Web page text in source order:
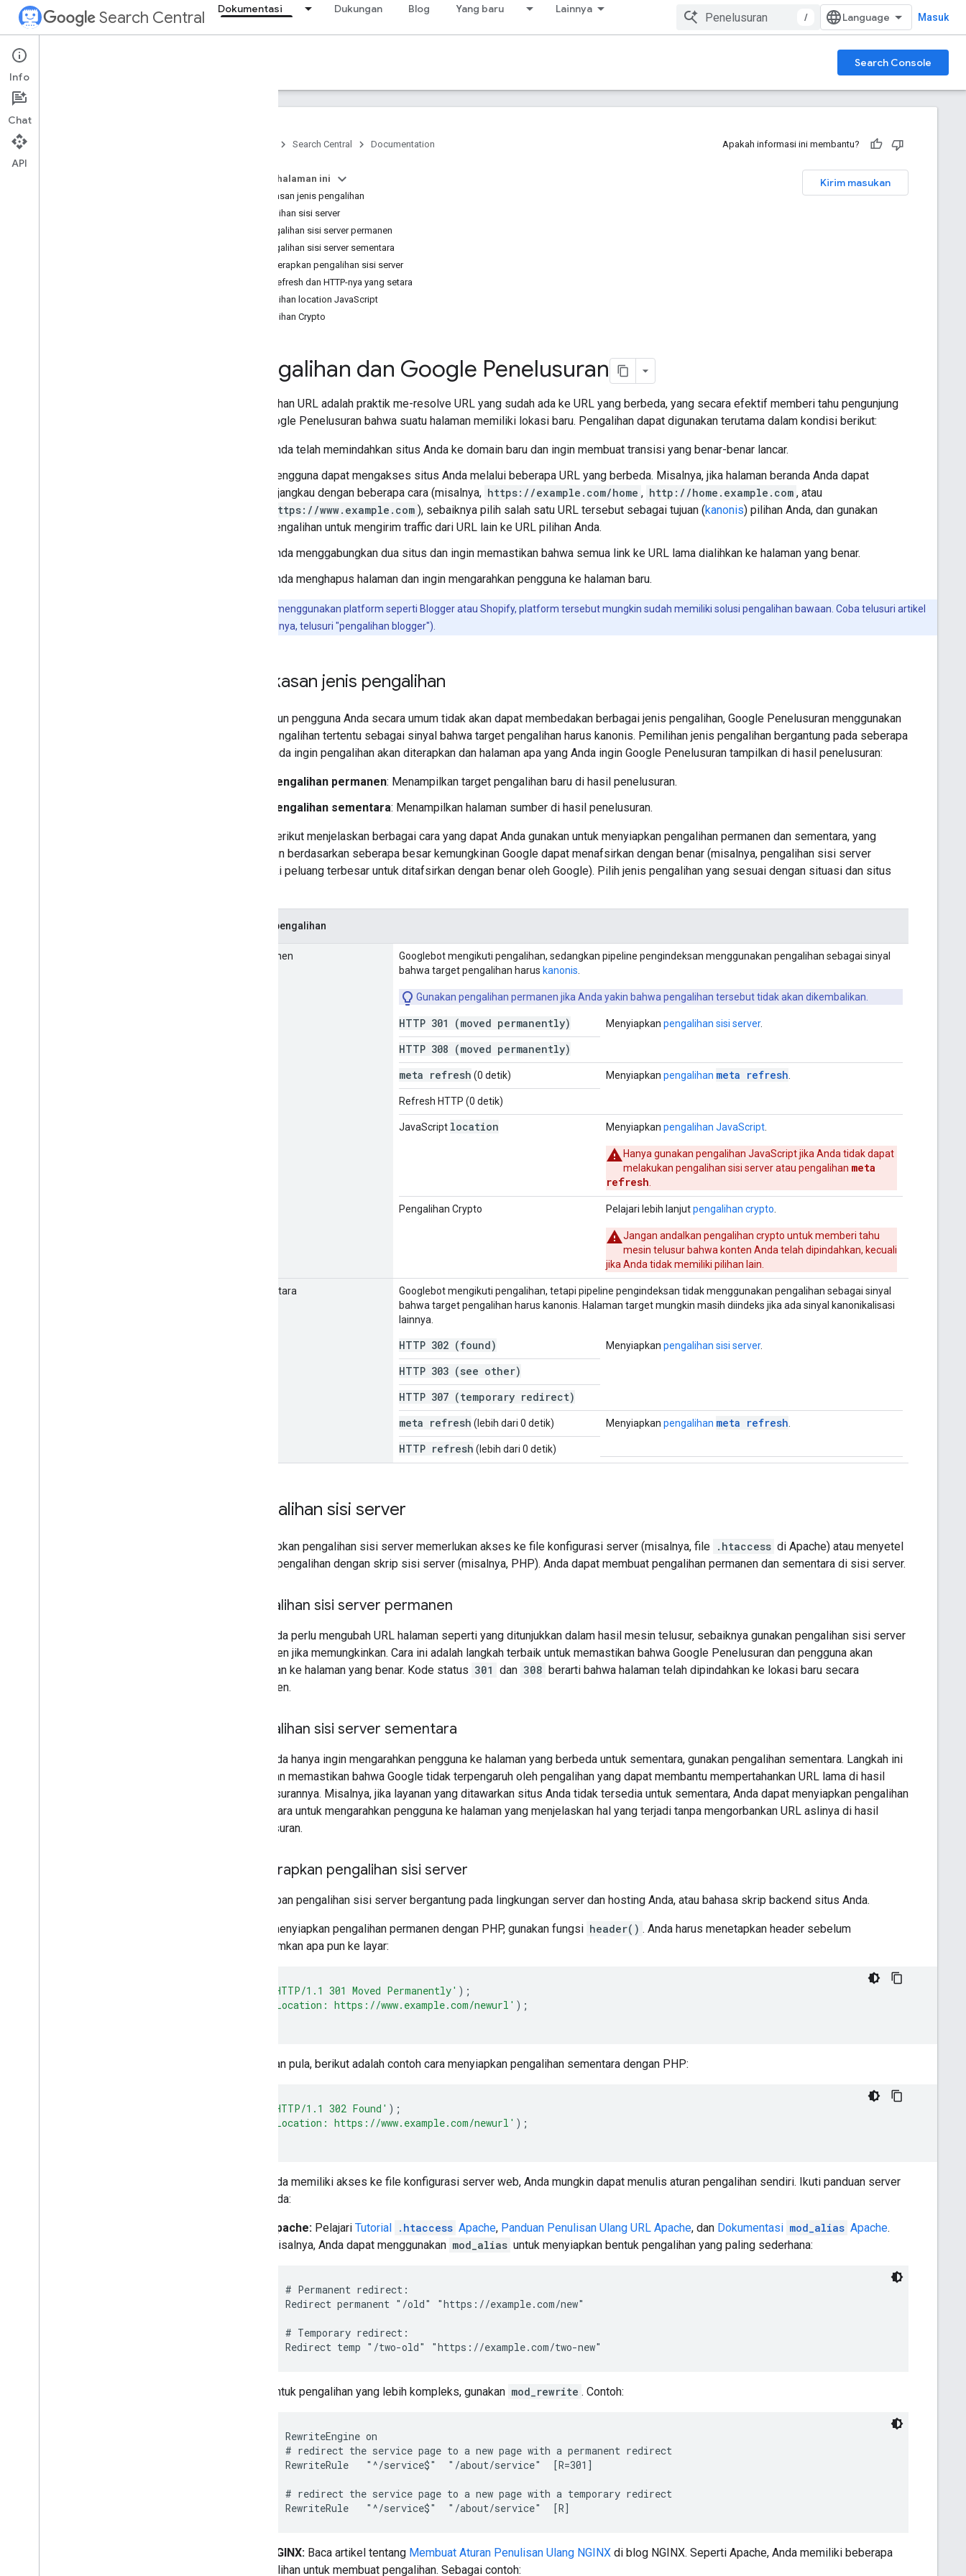
Search Central Dokumentasi Dukungan Blog Yang baru Lainnya
/ Masuk
Documentation Search Console
Dasar-dasar SEO
Search Central Documentation Apakah informasi ini membantu?
Kirim masukan
Pada halaman ini
Ringkasan jenis pengalihan
Pengalihan sisi server
Pengalihan sisi server permanen
Pengalihan sisi server sementara
Menerapkan pengalihan sisi server
meta refresh dan HTTP-nya yang setara
Pengalihan location JavaScript
Pengalihan Crypto
Pengalihan dan Google Penelusuran
Pengalihan URL adalah praktik me-resolve URL yang sudah ada ke URL yang berbeda, yang secara efektif memberi tahu pengunjung
dan Google Penelusuran bahwa suatu halaman memiliki lokasi baru. Pengalihan dapat digunakan terutama dalam kondisi berikut:
Anda telah memindahkan situs Anda ke domain baru dan ingin membuat transisi yang benar-benar lancar.
Pengguna dapat mengakses situs Anda melalui beberapa URL yang berbeda. Misalnya, jika halaman beranda Anda dapat
dijangkau dengan beberapa cara (misalnya, https://example.com/home , http://home.example.com , atau
https://www.example.com ), sebaiknya pilih salah satu URL tersebut sebagai tujuan (kanonis) pilihan Anda, dan gunakan
pengalihan untuk mengirim traffic dari URL lain ke URL pilihan Anda.
Anda menggabungkan dua situs dan ingin memastikan bahwa semua link ke URL lama dialihkan ke halaman yang benar.
Anda menghapus halaman dan ingin mengarahkan pengguna ke halaman baru.
Jika Anda menggunakan platform seperti Blogger atau Shopify, platform tersebut mungkin sudah memiliki solusi pengalihan bawaan. Coba telusuri artikel
bantuan (misalnya, telusuri "pengalihan blogger").
Ringkasan jenis pengalihan
Meskipun pengguna Anda secara umum tidak akan dapat membedakan berbagai jenis pengalihan, Google Penelusuran menggunakan
jenis pengalihan tertentu sebagai sinyal bahwa target pengalihan harus kanonis. Pemilihan jenis pengalihan bergantung pada seberapa
lama Anda ingin pengalihan akan diterapkan dan halaman apa yang Anda ingin Google Penelusuran tampilkan di hasil penelusuran:
Pengalihan permanen: Menampilkan target pengalihan baru di hasil penelusuran.
Pengalihan sementara: Menampilkan halaman sumber di hasil penelusuran.
Tabel berikut menjelaskan berbagai cara yang dapat Anda gunakan untuk menyiapkan pengalihan permanen dan sementara, yang
diurutkan berdasarkan seberapa besar kemungkinan Google dapat menafsirkan dengan benar (misalnya, pengalihan sisi server
memiliki peluang terbesar untuk ditafsirkan dengan benar oleh Google). Pilih jenis pengalihan yang sesuai dengan situasi dan situs
Jenis pengalihan
Permanen
Googlebot mengikuti pengalihan, sedangkan pipeline pengindeksan menggunakan pengalihan sebagai sinyal
bahwa target pengalihan harus kanonis
Gunakan pengalihan permanen jika Anda yakin bahwa pengalihan tersebut tidak akan dikembalikan.
HTTP 301 (moved permanently) Menyiapkan pengalihan sisi server.
HTTP 308 (moved permanently)
meta refresh (0 detik) Menyiapkan pengalihan meta refresh
Refresh HTTP (0 detik)
JavaScript location Menyiapkan pengalihan JavaScript
Hanya gunakan pengalihan JavaScript jika Anda tidak dapat
melakukan pengalihan sisi server atau pengalihan meta
refresh
Pengalihan Crypto Pelajari lebih lanjutpengalihan crypto
Jangan andalkan pengalihan crypto untuk memberi tahu
mesin telusur bahwa konten Anda telah dipindahkan, kecuali
jika Anda tidak memiliki pilihan lain.
Sementara
Googlebot mengikuti pengalihan, tetapi pipeline pengindeksan tidak menggunakan pengalihan sebagai sinyal
bahwa target pengalihan harus kanonis. Halaman target mungkin masih diindeks jika ada sinyal kanonikalisasi
lainnya.
HTTP 302 (found) Menyiapkan pengalihan sisi server.
HTTP 303 (see other)
HTTP 307 (temporary redirect)
meta refresh (lebih dari 0 detik) Menyiapkan pengalihan meta refresh
HTTP refresh (lebih dari 0 detik)
Pengalihan sisi server
Menyiapkan pengalihan sisi server memerlukan akses ke file konfigurasi server (misalnya, file .htaccess di Apache) atau menyetel
header pengalihan dengan skrip sisi server (misalnya, PHP). Anda dapat membuat pengalihan permanen dan sementara di sisi server.
Pengalihan sisi server permanen
Jika Anda perlu mengubah URL halaman seperti yang ditunjukkan dalam hasil mesin telusur, sebaiknya gunakan pengalihan sisi server
permanen jika memungkinkan. Cara ini adalah langkah terbaik untuk memastikan bahwa Google Penelusuran dan pengguna akan
diarahkan ke halaman yang benar. Kode status 301 dan 308 berarti bahwa halaman telah dipindahkan ke lokasi baru secara
permanen.
Pengalihan sisi server sementara
Jika Anda hanya ingin mengarahkan pengguna ke halaman yang berbeda untuk sementara, gunakan pengalihan sementara. Langkah ini
juga akan memastikan bahwa Google tidak terpengaruh oleh pengalihan yang dapat membantu mempertahankan URL lama di hasil
Penelusurannya. Misalnya, jika layanan yang ditawarkan situs Anda tidak tersedia untuk sementara, Anda dapat menyiapkan pengalihan
sementara untuk mengarahkan pengguna ke halaman yang menjelaskan hal yang terjadi tanpa mengorbankan URL aslinya di hasil
penelusuran.
Menerapkan pengalihan sisi server
Penerapan pengalihan sisi server bergantung pada lingkungan server dan hosting Anda, atau bahasa skrip backend situs Anda.
Untuk menyiapkan pengalihan permanen dengan PHP, gunakan fungsi header() . Anda harus menetapkan header sebelum
mengirimkan apa pun ke layar:
'HTTP/1.1 301 Moved Permanently' );
'Location: https://www.example.com/newurl' );
Demikian pula, berikut adalah contoh cara menyiapkan pengalihan sementara dengan PHP:
'HTTP/1.1 302 Found' );
'Location: https://www.example.com/newurl' );
Jika Anda memiliki akses ke file konfigurasi server web, Anda mungkin dapat menulis aturan pengalihan sendiri. Ikuti panduan server
web Anda:
Apache: Pelajari Tutorial .htaccess Apache, Panduan Penulisan Ulang URL Apache, dan Dokumentasi mod_alias Apache.
Misalnya, Anda dapat menggunakan mod_alias untuk menyiapkan bentuk pengalihan yang paling sederhana:
# Permanent redirect:
Redirect permanent "/old" "https://example.com/new"
# Temporary redirect:
Redirect temp "/two-old" "https://example.com/two-new"
Untuk pengalihan yang lebih kompleks, gunakan mod_rewrite . Contoh:
RewriteEngine on
# redirect the service page to a new page with a permanent redirect
RewriteRule   "^/service$"  "/about/service"  [R=301]
# redirect the service page to a new page with a temporary redirect
RewriteRule   "^/service$"  "/about/service"  [R]
NGINX: Baca artikel tentang Membuat Aturan Penulisan Ulang NGINX di blog NGINX. Seperti Apache, Anda memiliki beberapa
pilihan untuk membuat pengalihan. Sebagai contoh:
Info
Chat
API